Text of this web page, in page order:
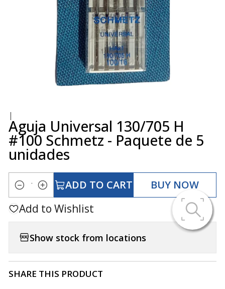
|
Aguja Universal 130/705 H
#100 Schmetz - Paquete de 5
unidades
Quantity
ADD TO CART BUY NOW
Add to Wishlist
Show stock from locations
SHARE THIS PRODUCT